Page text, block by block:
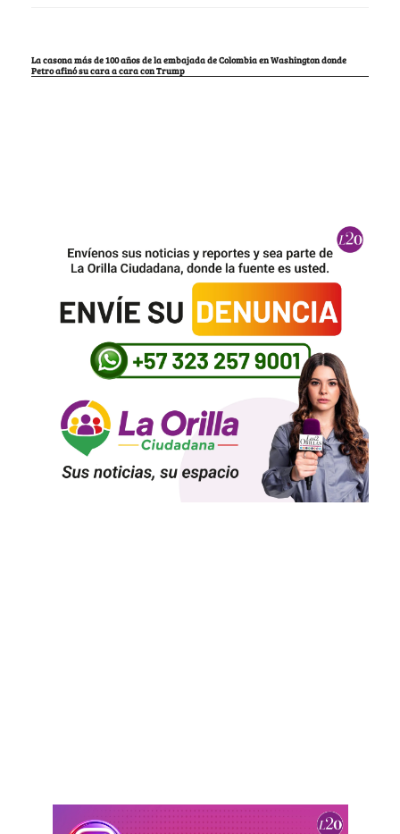
La casona más de 100 años de la embajada de Colombia en Washington donde
Petro afinó su cara a cara con Trump